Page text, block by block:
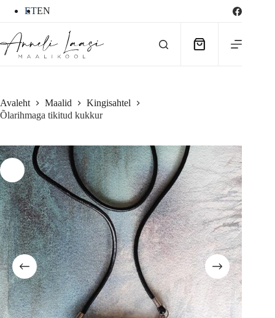
ETEN
Ostukorv
Avaleht Maalid
Kingisahtel
Õlarihmaga tikitud kukkur